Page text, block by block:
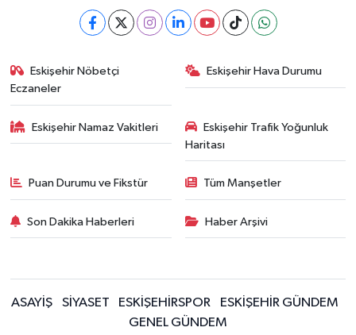
Eskişehir Nöbetçi
Eczaneler
Eskişehir Hava Durumu
Eskişehir Namaz Vakitleri
Eskişehir Trafik Yoğunluk
Haritası
Puan Durumu ve Fikstür Tüm Manşetler
Son Dakika Haberleri Haber Arşivi
ASAYİŞ SİYASET ESKİŞEHİRSPOR
ESKİŞEHİR GÜNDEM
GENEL GÜNDEM